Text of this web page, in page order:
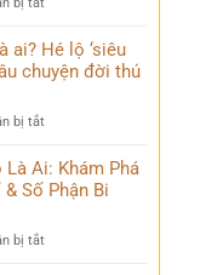
đồng
bàn
tán
Chân
kiếm
sĩ
và
bí
ẩn
Ken
Ai?
Phá
Trình
Biến
Bi
ai? Hé lộ ‘siêu
chuyện đời thú
bị tắt
Ashido
là
lộ
Ai: Khám Phá
& Số Phận Bi
bị tắt